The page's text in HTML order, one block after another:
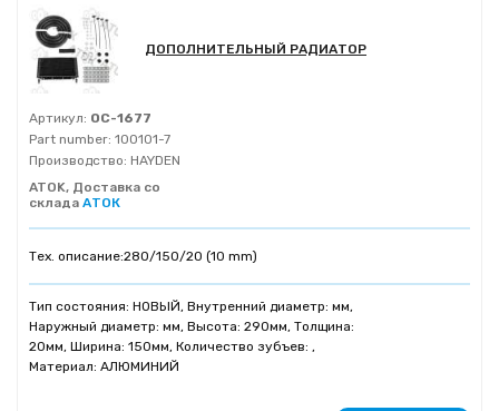
ДОПОЛНИТЕЛЬНЫЙ РАДИАТОР
Артикул: OC-1677
Part number: 100101-7
Производство: HAYDEN
ATOK, Доставка со
склада АТОК
Тех. описание:280/150/20 (10 mm)
Тип состояния: НОВЫЙ, Внутренний диаметр: мм,
Наружный диаметр: мм, Высота: 290мм, Толщина:
20мм, Ширина: 150мм, Количество зубъев: ,
Материал: АЛЮМИНИЙ